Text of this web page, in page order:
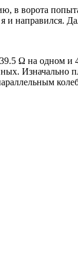
в ворота
и направился.
Ω на одном